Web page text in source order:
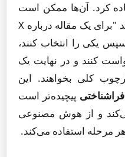
کرد. آن‌ها ممکن است
ابتدا از هوش مصنوعی بخواهند "برای یک مقاله درباره X
یکی را انتخاب کنند،
کنند و در نهایت یک
کلی بخواهند. این
پیچیده‌تر است
و از هوش مصنوعی
هر مرحله استفاده می‌کند.